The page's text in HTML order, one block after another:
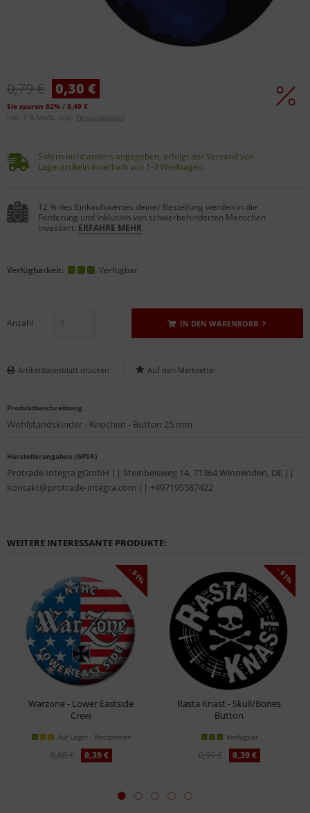
0,79 € 0,30 €
Sie sparen 62% / 0,49 €
inkl. 7 % MwSt. zzgl. Versandkosten
Sofern nicht anders angegeben, erfolgt der Versand von
Lagerartikeln innerhalb von 1-3 Werktagen.
12 % des Einkaufswertes deiner Bestellung werden in die
Förderung und Inklusion von schwerbehinderten Menschen
investiert. ERFAHRE MEHR
Verfügbarkeit: Verfügbar
Anzahl IN DEN WARENKORB
Artikeldatenblatt drucken
Produktbeschreibung
Wohlstandskinder - Knochen - Button 25 mm
Herstellerangaben (GPSR)
Protrade Integra gGmbH || Steinbeisweg 14, 71364 Winnenden, DE ||
kontakt@protrade-integra.com || +497195587422
WEITERE INTERESSANTE PRODUKTE:
Warzone - Lower Eastside
Crew
Auf Lager - Restposten
0,80 € 0,39 €
- 51%
Rasta Knast - Skull/Bones
Button
Verfügbar
0,99 € 0,39 €
- 61%